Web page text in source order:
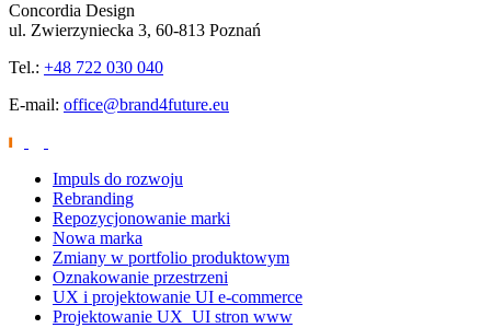
Concordia Design
ul. Zwierzyniecka 3, 60-813 Poznań
Tel.: +48 722 030 040
E-mail: office@brand4future.eu
Impuls do rozwoju
Rebranding
Repozycjonowanie marki
Nowa marka
Zmiany w portfolio produktowym
Oznakowanie przestrzeni
UX i projektowanie UI e-commerce
Projektowanie UX_UI stron www